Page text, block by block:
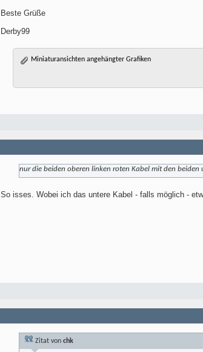
Beste Grüße
Derby99
Miniaturansichten angehängter Grafiken
nur die beiden oberen linken roten Kabel mit den
So isses. Wobei ich das untere Kabel - falls möglich -
Zitat von chk